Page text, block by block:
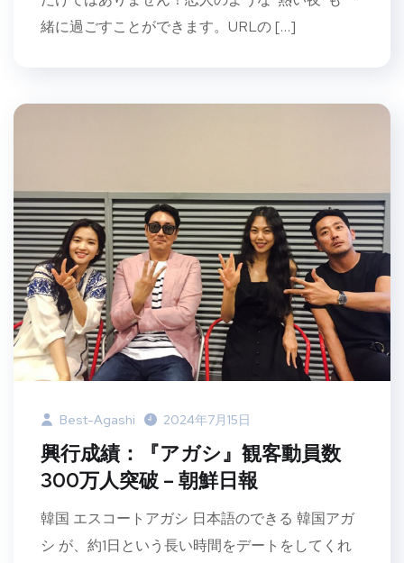
緒に過ごすことができます。URLの […]
Best-Agashi 2024年7月15日
興行成績：『アガシ』観客動員数
300万人突破 – 朝鮮日報
韓国 エスコートアガシ 日本語のできる 韓国アガ
シ が、約1日という長い時間をデートをしてくれ